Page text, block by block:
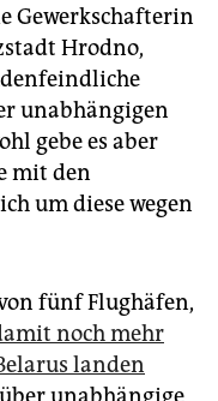
Gewerkschafterin
Hrodno,
unabhängigen
gebe es aber
mit den
um diese wegen
fünf Flughäfen,
noch mehr
landen